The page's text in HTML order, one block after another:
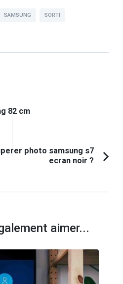
SAMSUNG SORTI
82 cm
photo samsung s7
ecran noir ?
aimer...